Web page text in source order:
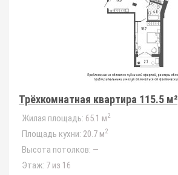
Трёхкомнатная квартира 115.5 м²
Жилая площадь: 65.1 м2
Площадь кухни: 20.7 м2
Высота потолков: —
Этаж: 7 из 16